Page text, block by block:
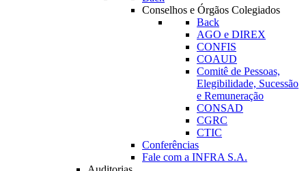
Conselhos e Órgãos Colegiados
Back
AGO e DIREX
CONFIS
COAUD
Comitê de Pessoas,
Elegibilidade, Sucessão
e Remuneração
CONSAD
CGRC
CTIC
Conferências
Fale com a INFRA S.A.